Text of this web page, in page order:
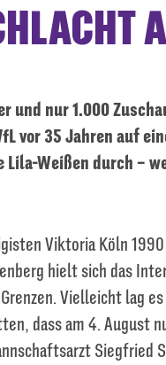
und nur 1.000
vor 35 Jahren auf
Weißen durch –
Viktoria Köln
hielt sich das
Vielleicht lag es
dass am 4. August
Siegfried